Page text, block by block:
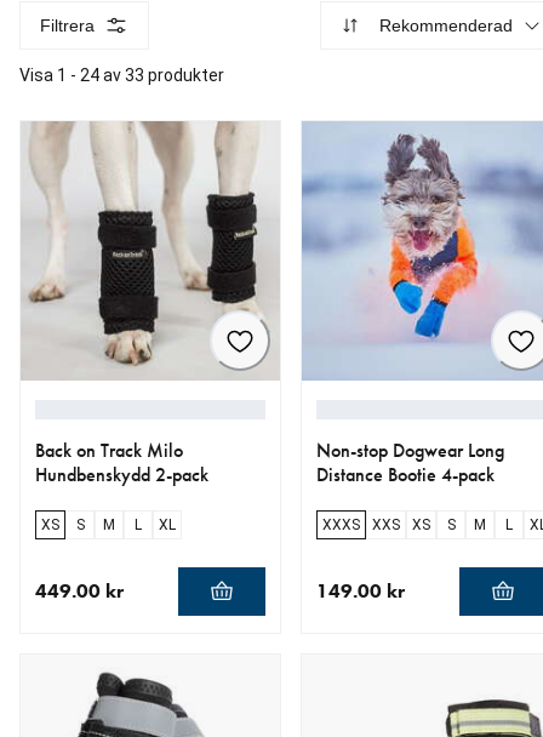
Filtrera Rekommenderad
Visa 1 - 24 av 33 produkter
Back on Track Milo
Hundbenskydd 2-pack
XS S M L XL
449.00 kr
Non-stop Dogwear Long
Distance Bootie 4-pack
XXXS XXS XS S M L
149.00 kr